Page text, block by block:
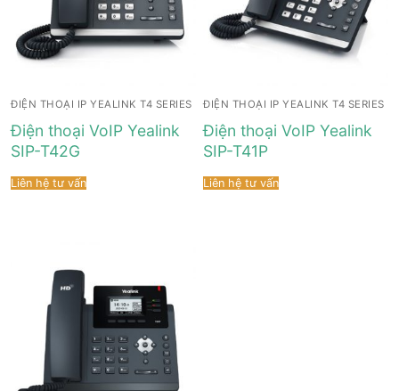
ĐIỆN THOẠI IP YEALINK T4 SERIES
Điện thoại VoIP Yealink
SIP-T42G
Liên hệ tư vấn
ĐIỆN THOẠI IP YEALINK T4 SERIES
Điện thoại VoIP Yealink
SIP-T41P
Liên hệ tư vấn